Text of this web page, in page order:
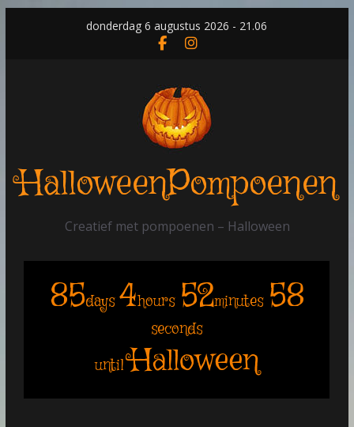
donderdag 6 augustus 2026 - 21.06
HalloweenPompoenen
Creatief met pompoenen – Halloween
85days 4hours 52minutes 58
seconds
until Halloween